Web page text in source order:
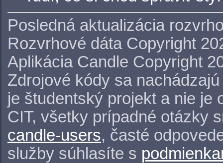
Posledná aktualizácia
Rozvrhové dáta Copyright
Aplikácia Candle Copyright
Zdrojové kódy sa
je študentský projekt a nie je
CIT, všetky prípadné otázky
candle-users, časté
služby súhlasíte s